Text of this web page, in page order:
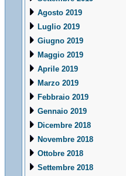
Agosto 2019
Luglio 2019
Giugno 2019
Maggio 2019
Aprile 2019
Marzo 2019
Febbraio 2019
Gennaio 2019
Dicembre 2018
Novembre 2018
Ottobre 2018
Settembre 2018